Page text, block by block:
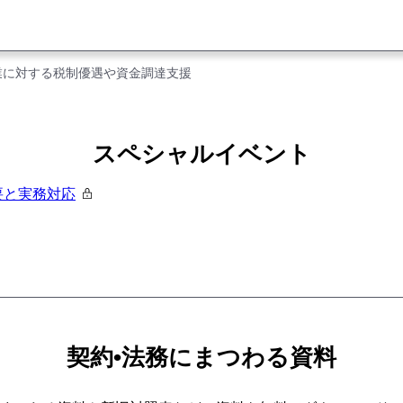
対する税制優遇や資金調達支援
スペシャルイベント
実務対応
契約•法務にまつわる資料